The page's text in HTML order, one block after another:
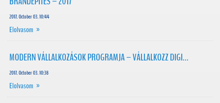
2017. October 03. 10:44
Elolvasom »
MODERN VÁLLALKOZÁSOK PROGRAMJA – VÁLLALKOZZ DIGI...
2017. October 03. 10:38
Elolvasom »